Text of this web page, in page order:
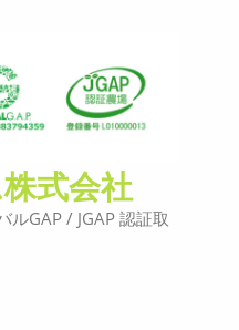
式会社
GAP / JGAP 認証取